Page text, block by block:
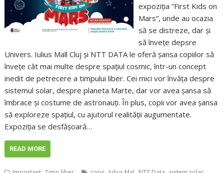
expoziția “First Kids on
Mars”, unde au ocazia
să se distreze, dar și
să învețe depsre
Univers. Iulius Mall Cluj și NTT DATA le oferă șansa copiilor să
învețe cât mai multe despre spațiul cosmic, într-un concept
inedit de petrecere a timpului liber. Cei mici vor învăța despre
sistemul solar, despre planeta Marte, dar vor avea șansa să
îmbrace și costume de astronauți. În plus, copii vor avea șansa
să exploreze spațiul, cu ajutorul realității augumentate.
Expoziția se desfășoară…
READ MORE